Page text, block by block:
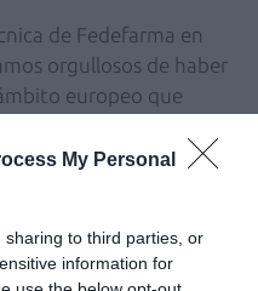
My Personal
to third parties, or
information for
de Fedefarma en
orgullosos de haber
europeo que
y ejecutar todos
con la
también «se
nuestros pacientes